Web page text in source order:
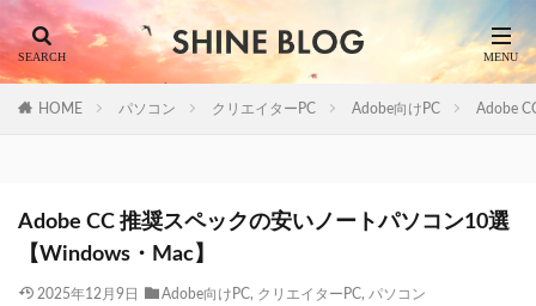
HOME パソコン クリエイターPC Adobe向けPC Adobe
Adobe CC 推奨スペックの安いノートパソコン10選
【Windows・Mac】
2025年12月9日 Adobe向けPC, クリエイターPC, パソコン